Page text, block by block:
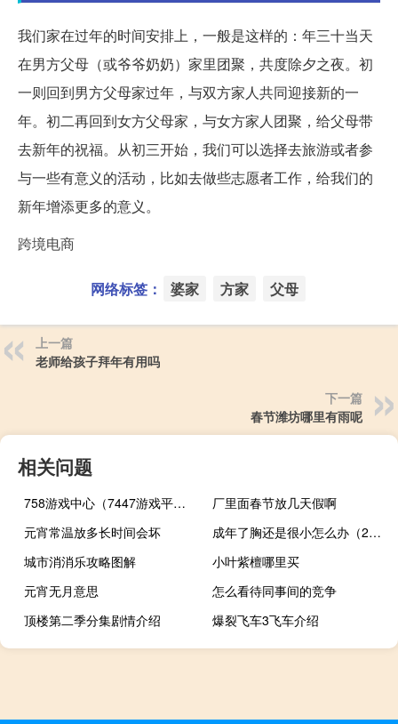
我们家在过年的时间安排上，一般是这样的：年三十当天
在男方父母（或爷爷奶奶）家里团聚，共度除夕之夜。初
一则回到男方父母家过年，与双方家人共同迎接新的一
年。初二再回到女方父母家，与女方家人团聚，给父母带
去新年的祝福。从初三开始，我们可以选择去旅游或者参
与一些有意义的活动，比如去做些志愿者工作，给我们的
新年增添更多的意义。
跨境电商
网络标签： 婆家 方家 父母
上一篇
老师给孩子拜年有用吗
下一篇
春节潍坊哪里有雨呢
相关问题
758游戏中心（7447游戏平台）
厂里面春节放几天假啊
元宵常温放多长时间会坏
成年了胸还是很小怎么办（21岁胸部还会大吗）
城市消消乐攻略图解
小叶紫檀哪里买
元宵无月意思
怎么看待同事间的竞争
顶楼第二季分集剧情介绍
爆裂飞车3飞车介绍